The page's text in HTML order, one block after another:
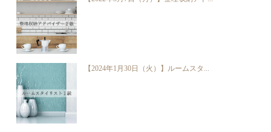
【2024年1月30日（火）】ルームスタ...